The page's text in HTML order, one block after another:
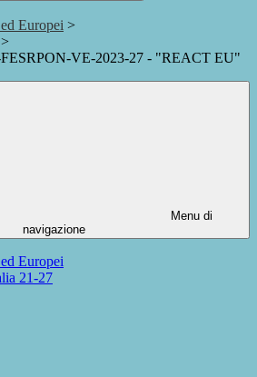
Europei >
>
VE-2023-27 - "REACT EU"
Menu di
navigazione
Europei
21-27